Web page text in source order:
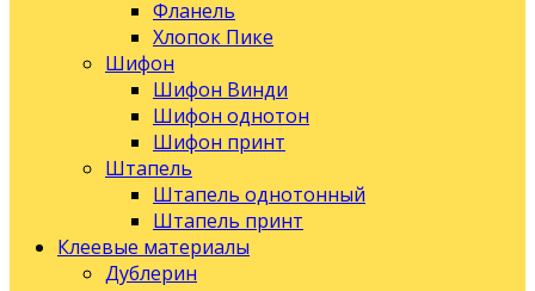
Фланель
Хлопок Пике
Шифон
Шифон Винди
Шифон однотон
Шифон принт
Штапель
Штапель однотонный
Штапель принт
Клеевые материалы
Дублерин